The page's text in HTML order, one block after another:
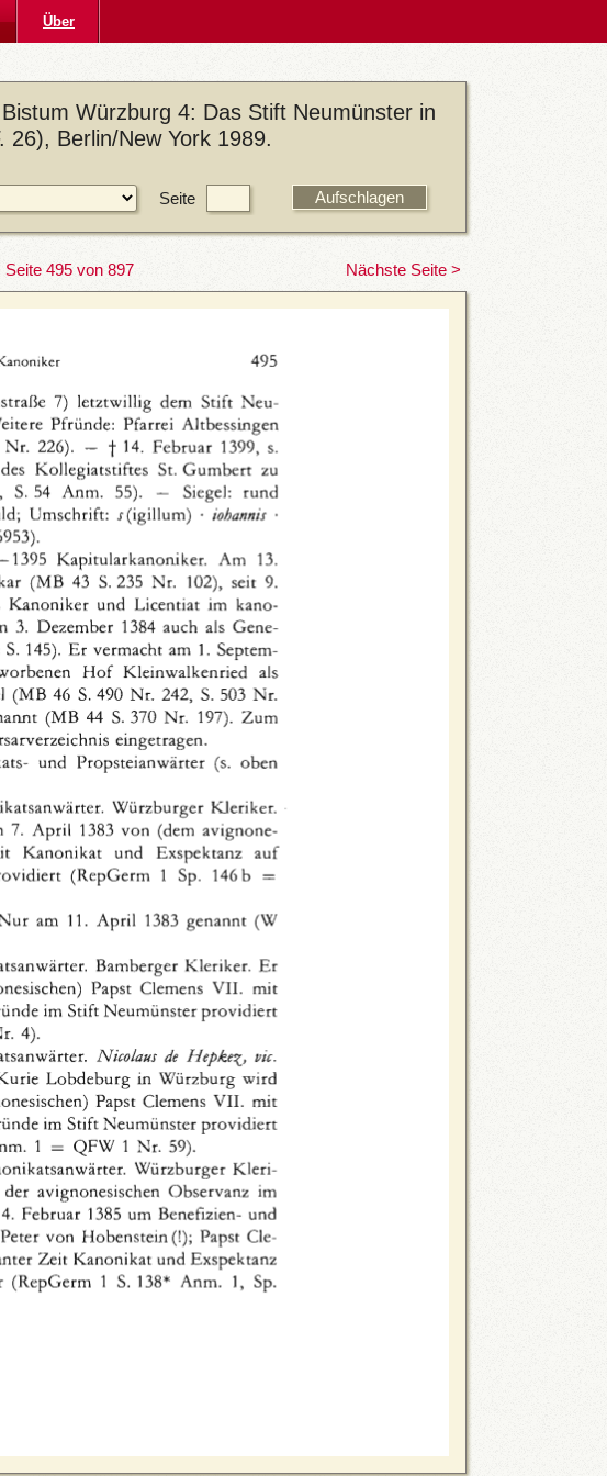
Über
Würzburg 4: Das Stift Neumünster in
Berlin/New York 1989.
Seite
Seite 495 von 897 Nächste Seite >